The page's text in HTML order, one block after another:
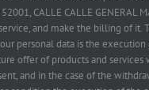
52001, CALLE CALLE GENERAL
and make the billing of it.
personal data is the
offer of products and
and in the case of the